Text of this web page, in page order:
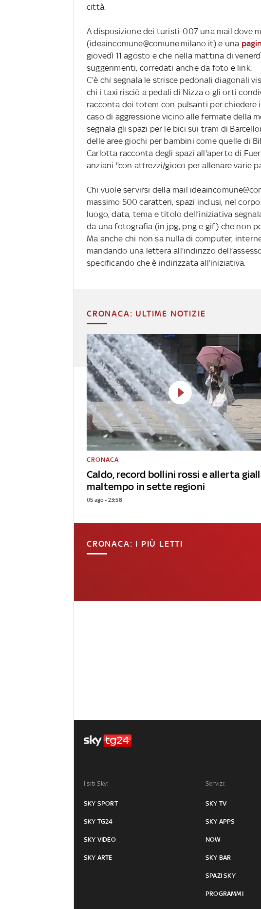
città.
A disposizione dei turisti-007 una mail dove
(ideaincomune@comune.milano.it) e una
giovedì 11 agosto e che nella mattina di
suggerimenti, corredati anche da foto e link.
C’è chi segnala le strisce pedonali diagonali
chi i taxi risciò a pedali di Nizza o gli orti
racconta dei totem con pulsanti per chiedere
caso di aggressione vicino alle fermate della
segnala gli spazi per le bici sui tram di
delle aree giochi per bambini come quelle di
Carlotta racconta degli spazi all'aperto di
anziani "con attrezzi/gioco per allenare varie
Chi vuole servirsi della mail
massimo 500 caratteri, spazi inclusi, nel
luogo, data, tema e titolo dell’iniziativa
da una fotografia (in jpg, png e gif) che non
Ma anche chi non sa nulla di computer,
mandando una lettera all’indirizzo
specificando che è indirizzata all’iniziativa.
CRONACA: ULTIME NOTIZIE
Caldo, record bollini rossi e allerta
maltempo in sette regioni
CRONACA
05 ago - 23:58
CRONACA: I PIÙ LETTI
I siti Sky:
SKY SPORT
SKY TG24
SKY VIDEO
SKY ARTE
Servizi:
SKY TV
SKY APPS
NOW
SKY BAR
SPAZI SKY
PROGRAMMI